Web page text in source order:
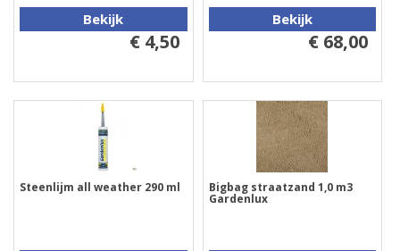
Bekijk
€ 4,50
Bekijk
€ 68,00
Steenlijm all weather 290 ml Bigbag straatzand 1,0 m3
Gardenlux